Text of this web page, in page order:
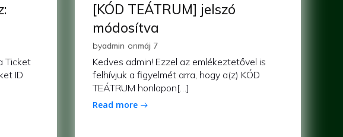
Ticket
ID
[KÓD TEÁTRUM] jelszó
módosítva
byadmin onmáj 7
Kedves admin! Ezzel az emlékeztetővel is
felhívjuk a figyelmét arra, hogy a(z) KÓD
TEÁTRUM honlapon[…]
Read more